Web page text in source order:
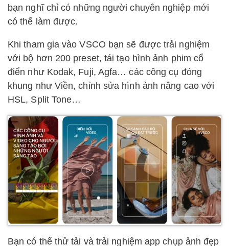
bạn nghĩ chỉ có những người chuyên nghiệp mới
có thể làm được.
Khi tham gia vào VSCO bạn sẽ được trải nghiệm
với bộ hơn 200 preset, tái tạo hình ảnh phim cổ
điển như Kodak, Fuji, Agfa… các công cụ đóng
khung như Viền, chỉnh sửa hình ảnh nâng cao với
HSL, Split Tone…
Bạn có thể thử tải và trải nghiệm app chụp ảnh đẹp